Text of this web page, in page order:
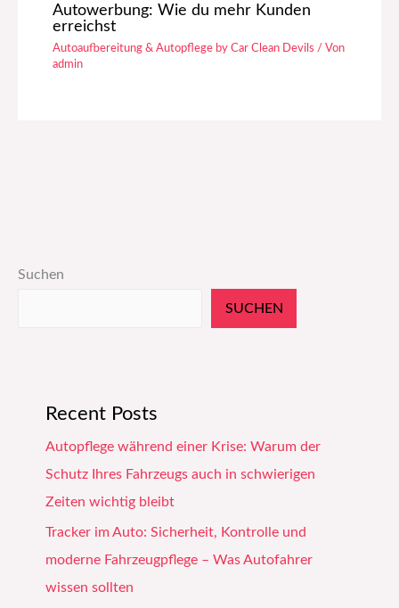
Autowerbung: Wie du mehr Kunden
erreichst
Autoaufbereitung & Autopflege by Car Clean Devils / Von
admin
Suchen
SUCHEN
Recent Posts
Autopflege während einer Krise: Warum der
Schutz Ihres Fahrzeugs auch in schwierigen
Zeiten wichtig bleibt
Tracker im Auto: Sicherheit, Kontrolle und
moderne Fahrzeugpflege – Was Autofahrer
wissen sollten